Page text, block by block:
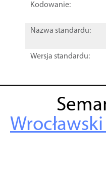
Kodowanie:
Nazwa standardu:
Wersja standardu: